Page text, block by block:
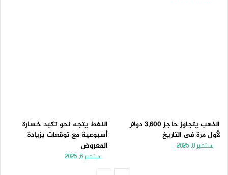
الذهب يتجاوز حاجز 3,600 دولار
لأول مرة فى التاريخ
سبتمبر 8, 2025
النفط يتجه نحو تكبد خسارة
أسبوعية مع توقعات بزيادة
المعروض
سبتمبر 6, 2025